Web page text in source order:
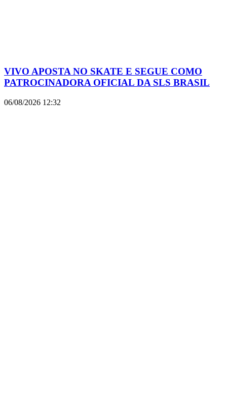
VIVO APOSTA NO SKATE E SEGUE COMO
PATROCINADORA OFICIAL DA SLS BRASIL
06/08/2026 12:32